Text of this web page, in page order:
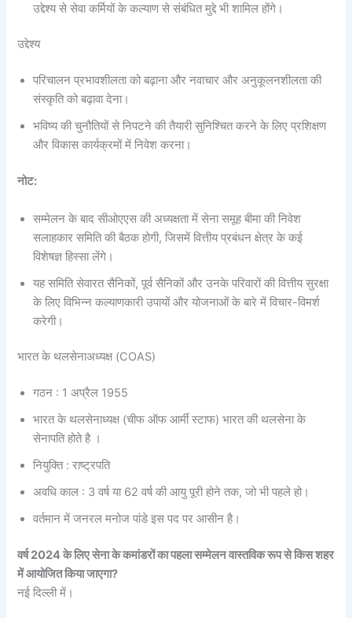
उद्देश्य से सेवा कर्मियों के कल्याण से संबंधित मुद्दे भी शामिल होंगे।
उद्देश्य
परिचालन प्रभावशीलता को बढ़ाना और नवाचार और अनुकूलनशीलता की
संस्कृति को बढ़ावा देना।
भविष्य की चुनौतियों से निपटने की तैयारी सुनिश्चित करने के लिए प्रशिक्षण
और विकास कार्यक्रमों में निवेश करना।
नोट:
सम्मेलन के बाद सीओएएस की अध्यक्षता में सेना समूह बीमा की निवेश
सलाहकार समिति की बैठक होगी, जिसमें वित्तीय प्रबंधन क्षेत्र के कई
विशेषज्ञ हिस्सा लेंगे।
यह समिति सेवारत सैनिकों, पूर्व सैनिकों और उनके परिवारों की वित्तीय सुरक्षा
के लिए विभिन्न कल्याणकारी उपायों और योजनाओं के बारे में विचार-विमर्श
करेगी।
भारत के थलसेनाअध्यक्ष (COAS)
गठन : 1 अप्रैल 1955
भारत के थलसेनाध्यक्ष (चीफ ऑफ आर्मी स्टाफ) भारत की थलसेना के
सेनापति होते है ।
नियुक्ति : राष्ट्रपति
अवधि काल : 3 वर्ष या 62 वर्ष की आयु पूरी होने तक, जो भी पहले हो।
वर्तमान में जनरल मनोज पांडे इस पद पर आसीन है।
वर्ष 2024 के लिए सेना के कमांडरों का पहला सम्मेलन वास्‍तविक रूप से किस शहर
में आयोजित किया जाएगा?
नई दिल्ली में।